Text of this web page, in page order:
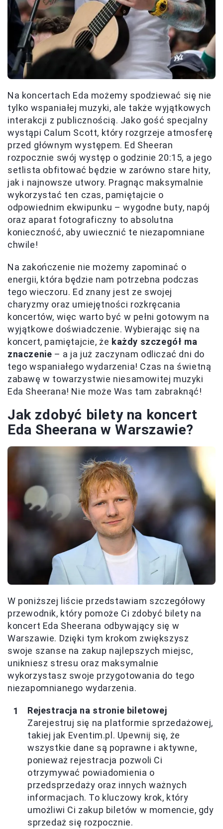
Na koncertach Eda możemy spodziewać się nie
tylko wspaniałej muzyki, ale także wyjątkowych
interakcji z publicznością. Jako gość specjalny
wystąpi Calum Scott, który rozgrzeje atmosferę
przed głównym występem. Ed Sheeran
rozpocznie swój występ o godzinie 20:15, a jego
setlista obfitować będzie w zarówno stare hity,
jak i najnowsze utwory. Pragnąc maksymalnie
wykorzystać ten czas, pamiętajcie o
odpowiednim ekwipunku – wygodne buty, napój
oraz aparat fotograficzny to absolutna
konieczność, aby uwiecznić te niezapomniane
chwile!
Na zakończenie nie możemy zapominać o
energii, która będzie nam potrzebna podczas
tego wieczoru. Ed znany jest ze swojej
charyzmy oraz umiejętności rozkręcania
koncertów, więc warto być w pełni gotowym na
wyjątkowe doświadczenie. Wybierając się na
koncert, pamiętajcie, że każdy szczegół ma
znaczenie – a ja już zaczynam odliczać dni do
tego wspaniałego wydarzenia! Czas na świetną
zabawę w towarzystwie niesamowitej muzyki
Eda Sheerana! Nie może Was tam zabraknąć!
Jak zdobyć bilety na koncert
Eda Sheerana w Warszawie?
W poniższej liście przedstawiam szczegółowy
przewodnik, który pomoże Ci zdobyć bilety na
koncert Eda Sheerana odbywający się w
Warszawie. Dzięki tym krokom zwiększysz
swoje szanse na zakup najlepszych miejsc,
unikniesz stresu oraz maksymalnie
wykorzystasz swoje przygotowania do tego
niezapomnianego wydarzenia.
Rejestracja na stronie biletowej
Zarejestruj się na platformie sprzedażowej,
takiej jak Eventim.pl. Upewnij się, że
wszystkie dane są poprawne i aktywne,
ponieważ rejestracja pozwoli Ci
otrzymywać powiadomienia o
przedsprzedaży oraz innych ważnych
informacjach. To kluczowy krok, który
umożliwi Ci zakup biletów w momencie, gdy
sprzedaż się rozpocznie.